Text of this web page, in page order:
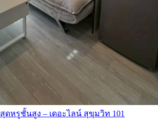
ดหรูชั้นสูง – เดอะไลน์ สุขุมวิท 101